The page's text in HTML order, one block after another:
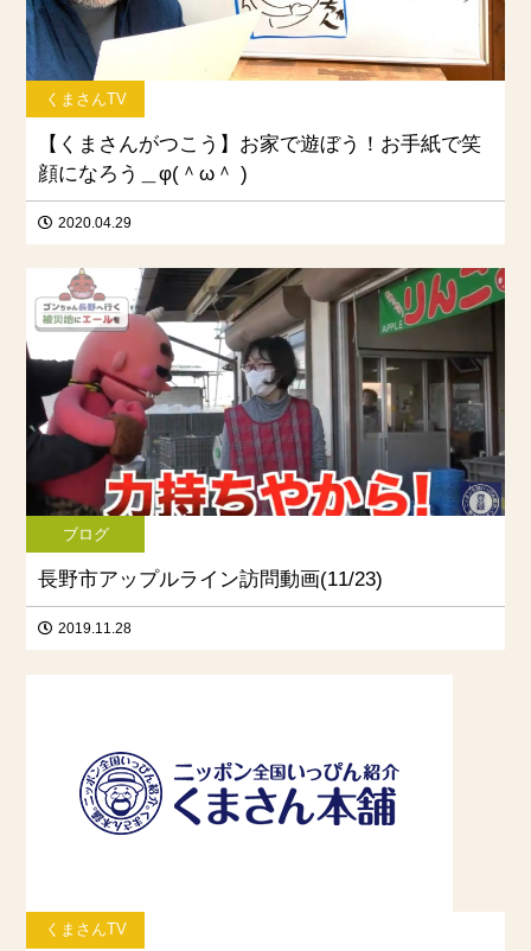
くまさんTV
【くまさんがつこう】お家で遊ぼう！お手紙で笑
顔になろう＿φ(＾ω＾ )
2020.04.29
ブログ
長野市アップルライン訪問動画(11/23)
2019.11.28
くまさんTV